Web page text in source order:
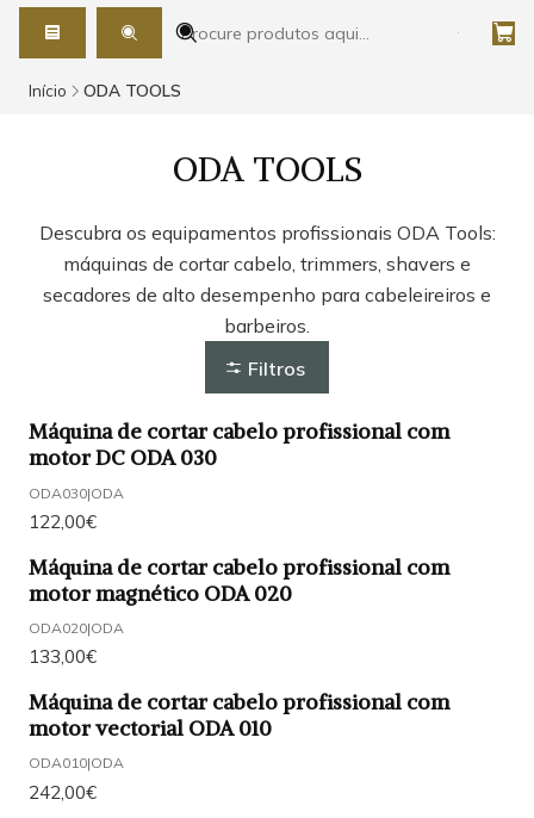
Início ODA TOOLS
ODA TOOLS
Descubra os equipamentos profissionais ODA Tools:
máquinas de cortar cabelo, trimmers, shavers e
secadores de alto desempenho para cabeleireiros e
barbeiros.
Filtros
Máquina de cortar cabelo profissional com
motor DC ODA 030
ODA030|ODA
122,00€
Máquina de cortar cabelo profissional com
motor magnético ODA 020
ODA020|ODA
133,00€
Máquina de cortar cabelo profissional com
motor vectorial ODA 010
ODA010|ODA
242,00€